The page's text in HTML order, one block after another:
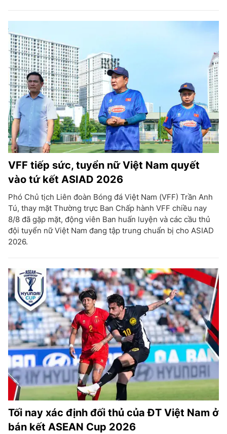
VFF tiếp sức, tuyển nữ Việt Nam quyết
vào tứ kết ASIAD 2026
Phó Chủ tịch Liên đoàn Bóng đá Việt Nam (VFF) Trần Anh
Tú, thay mặt Thường trực Ban Chấp hành VFF chiều nay
8/8 đã gặp mặt, động viên Ban huấn luyện và các cầu thủ
đội tuyển nữ Việt Nam đang tập trung chuẩn bị cho ASIAD
2026.
Tối nay xác định đối thủ của ĐT Việt Nam ở
bán kết ASEAN Cup 2026